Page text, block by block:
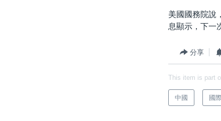
美國國務院說
息顯示，下一
分享
This item is part
中國 國